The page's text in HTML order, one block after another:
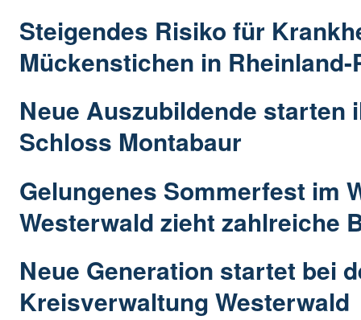
Steigendes Risiko für
Mückenstichen in Rheinland-
Neue Auszubildende starten
Schloss Montabaur
Gelungenes Sommerfest im
Westerwald zieht zahlreiche
Neue Generation startet bei
Kreisverwaltung Westerwald